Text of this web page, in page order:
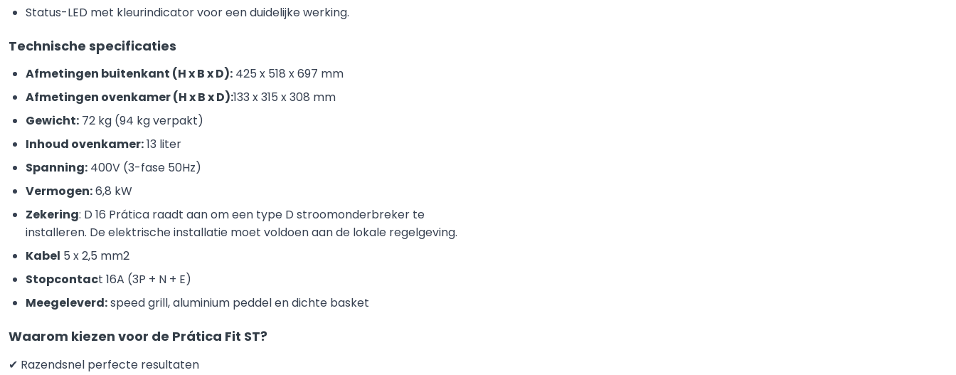
Status-LED met kleurindicator voor een duidelijke werking.
Technische specificaties
Afmetingen buitenkant (H x B x D): 425 x 518 x 697 mm
Afmetingen ovenkamer (H x B x D):133 x 315 x 308 mm
Gewicht: 72 kg (94 kg verpakt)
Inhoud ovenkamer:13 liter
Spanning: 400V (3-fase 50Hz)
Vermogen:6,8 kW
Zekering: D 16 Prática raadt aan om een type D stroomonderbreker te
installeren. De elektrische installatie moet voldoen aan de lokale regelgeving.
Kabel 5 x 2,5 mm2
Stopcontact 16A (3P + N + E)
Meegeleverd:speed grill, aluminium peddel en dichte basket
Waarom kiezen voor de Prática Fit ST?
✔ Razendsnel perfecte resultaten